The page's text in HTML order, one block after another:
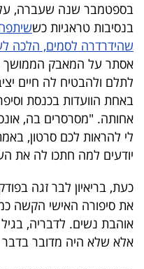
5
המילון
הכלכלי
פודקאסט
40
UNDER
40
שיתופי
בספטמבר שנה שעברה,
בנסיבות טראגיות כש
שהידרדרה לסמים, הלכה
אסתר על המאבק הממושך
לתלם ולהבטיח לה חיים
באחת הוועדות בכנסת
אחותה. "מסרסרים בה,
לי להראות לכם סרטון,
יודעים למה חתכו לה את
כעת, בריאיון לבר זגה
את סיפורה האישי הקשה
אלא שלא היה מדובר בדבר